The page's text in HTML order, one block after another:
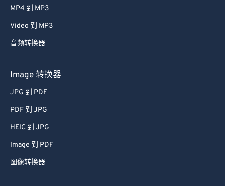
MP4 到 MP3
Video 到 MP3
音频转换器
Image 转换器
JPG 到 PDF
PDF 到 JPG
HEIC 到 JPG
Image 到 PDF
图像转换器